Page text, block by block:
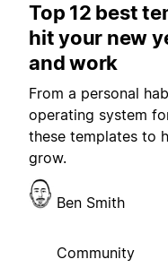
Top 12 best
hit your new
and work
From a personal
operating system
these templates to
grow.
Ben Smith
Community